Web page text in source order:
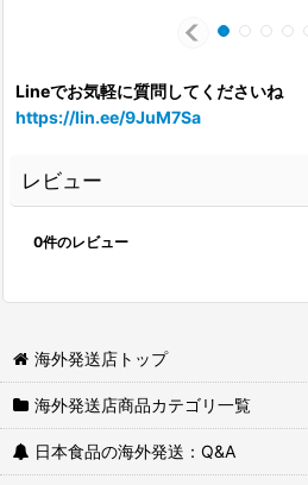
Lineでお気軽に質問してくださいね
https://lin.ee/9JuM7Sa
レビュー
0件のレビュー
海外発送店トップ
海外発送店商品カテゴリ一覧
日本食品の海外発送：Q&A